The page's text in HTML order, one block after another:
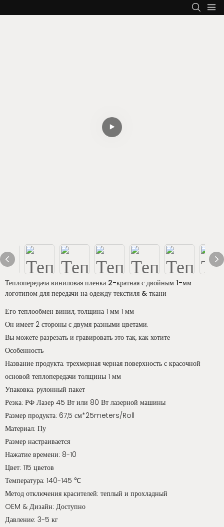
Теплопередача виниловая пленка 2-кратная с двойным 1-мм
логотипом для передачи на одежду текстиля & ткани
Его теплообмен винил, толщина 1 мм 1 мм
Он имеет 2 стороны с двумя разными цветами.
Вы можете разрезать и гравировать это так, как хотите
Особенность
Название продукта: трехмерная черная поверхность с красочной
основой теплопередачи толщины 1 мм
Упаковка: рулонный пакет
Резка: РФ Лазер 45 Вт или 80 Вт лазерной машины
Размер продукта: 67,5 см*25meters/Roll
Материал: Пу
Размер настраивается
Нажатие времени: 8-10
Цвет: 115 цветов
Температура: 140-145 ℃
Метод отключения красителей: теплый и прохладный
OEM & Дизайн: Доступно
Давление: 3-5 кг